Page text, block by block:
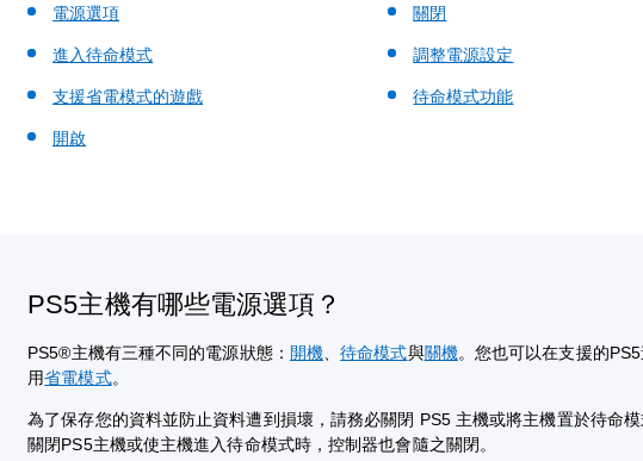
電源選項
進入待命模式
支援省電模式的遊戲
開啟
關閉
調整電源設定
待命模式功能
PS5主機有哪些電源選項？
PS5®主機有三種不同的電源狀態： 開機 、待命模式與關機。您也可以在支援的
用省電模式。
為了保存您的資料並防止資料遭到損壞，請務必關閉 PS5 主機或將主機置於待命
關閉PS5主機或使主機進入待命模式時，控制器也會隨之關閉。